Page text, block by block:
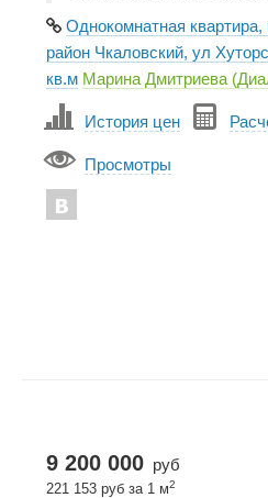
Однокомнатная квартира,
район Чкаловский, ул
кв.м Марина Дмитриева
История цен
Просмотры
9 200 000 руб
221 153 руб за 1 м2